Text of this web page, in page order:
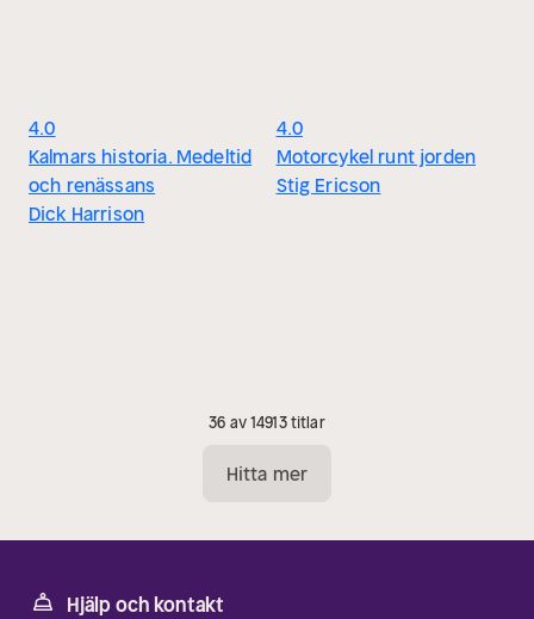
4.0
Kalmars historia. Medeltid
och renässans
Dick Harrison
4.0
Motorcykel runt jorden
Stig Ericson
36 av 14913 titlar
Hitta mer
Hjälp och kontakt